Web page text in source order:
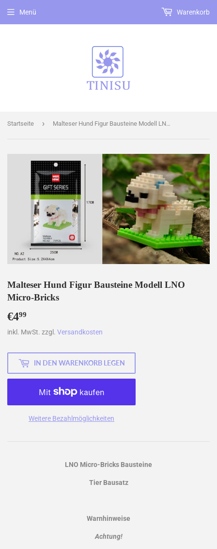
Menü Warenkorb
Startseite › Malteser Hund Figur Bausteine Modell LNO Micro-Bricks
Malteser Hund Figur Bausteine Modell LNO
Micro-Bricks
€499
inkl. MwSt. zzgl. Versandkosten
IN DEN WARENKORB LEGEN
Weitere Bezahlmöglichkeiten
LNO Micro-Bricks Bausteine
Tier Bausatz
Warnhinweise
Achtung!